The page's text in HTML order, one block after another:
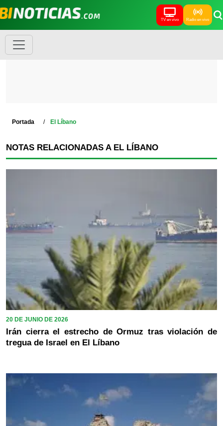
TV en vivo Radio en vivo
Portada El Líbano
NOTAS RELACIONADAS A EL LÍBANO
20 DE JUNIO DE 2026
Irán cierra el estrecho de Ormuz tras violación de
tregua de Israel en El Líbano